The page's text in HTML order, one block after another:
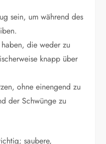
sein, um während des
die weder zu
knapp über
ohne einengend zu
der Schwünge zu
saubere,